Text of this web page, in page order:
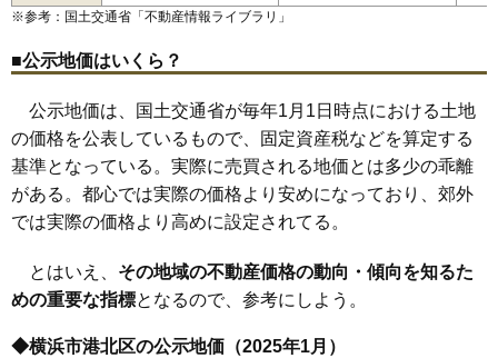
※参考：国土交通省「 不動産情報ライブラリ 」
■公示地価はいくら？
公示地価は、国土交通省が毎年1月1日時点における土地
の価格を公表しているもので、固定資産税などを算定する
基準となっている。実際に売買される地価とは多少の乖離
がある。都心では実際の価格より安めになっており、郊外
では実際の価格より高めに設定されてる。
とはいえ、 その地域の不動産価格の動向・傾向を知るた
めの重要な指標となるので、参考にしよう。
◆横浜市港北区の公示地価（2025年1月）